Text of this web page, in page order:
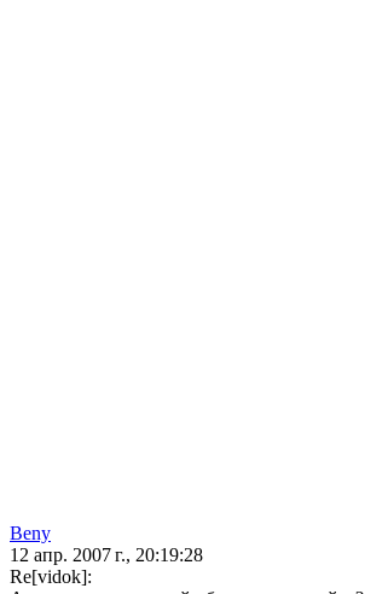
Beny
12 апр. 2007 г., 20:19:28
Re[vidok]: